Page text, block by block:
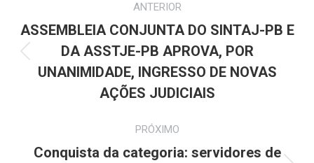
de
post:
ANTERIOR
Post
anterior:
ASSEMBLEIA CONJUNTA DO SINTAJ-PB E
DA ASSTJE-PB APROVA, POR
UNANIMIDADE, INGRESSO DE NOVAS
AÇÕES JUDICIAIS
PRÓXIMO
Conquista da categoria: servidores de